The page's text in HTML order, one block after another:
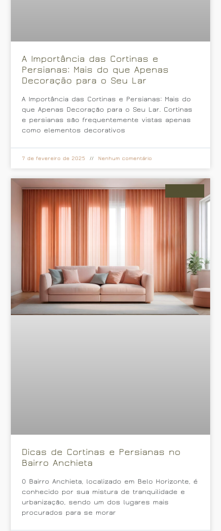
A Importância das Cortinas e
Persianas: Mais do que Apenas
Decoração para o Seu Lar
A Importância das Cortinas e Persianas: Mais do
que Apenas Decoração para o Seu Lar. Cortinas
e persianas são frequentemente vistas apenas
como elementos decorativos
7 de fevereiro de 2025 Nenhum comentário
Dicas de Cortinas e Persianas no
Bairro Anchieta
O Bairro Anchieta, localizado em Belo Horizonte, é
conhecido por sua mistura de tranquilidade e
urbanização, sendo um dos lugares mais
procurados para se morar